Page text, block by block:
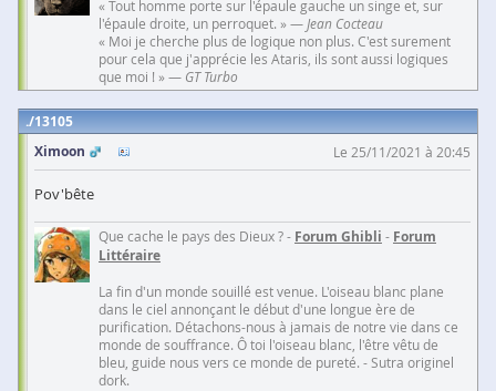
« Tout homme porte sur l'épaule gauche un singe et, sur
l'épaule droite, un perroquet. » — Jean Cocteau
« Moi je cherche plus de logique non plus. C'est surement
pour cela que j'apprécie les Ataris, ils sont aussi logiques
que moi ! » — GT Turbo
13105
Ximoon
Le 25/11/2021 à 20:45
Pov'bête
Que cache le pays des Dieux ? - Forum Ghibli - Forum
Littéraire
La fin d'un monde souillé est venue. L'oiseau blanc plane
dans le ciel annonçant le début d'une longue ère de
purification. Détachons-nous à jamais de notre vie dans ce
monde de souffrance. Ô toi l'oiseau blanc, l'être vêtu de
bleu, guide nous vers ce monde de pureté. - Sutra originel
dork.